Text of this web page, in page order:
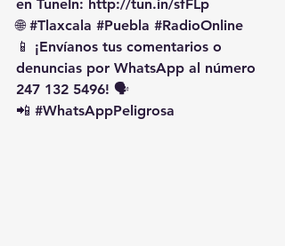
en TuneIn: http://tun.in/sfFLp
🌐 #Tlaxcala #Puebla #RadioOnline
📱 ¡Envíanos tus comentarios o
denuncias por WhatsApp al número
247 132 5496! 🗣️
📲 #WhatsAppPeligrosa